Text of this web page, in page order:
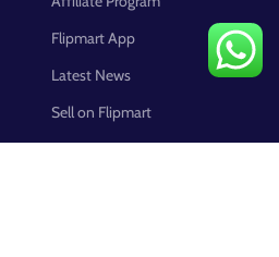
Flipmart App
Latest News
Sell on Flipmart